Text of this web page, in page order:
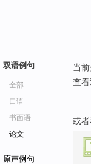
双语例句
全部
口语
书面语
论文
原声例句
当
查
或者